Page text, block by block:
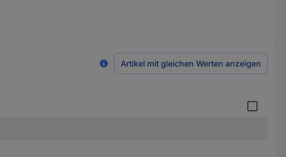
Artikel mit gleichen Werten anzeigen